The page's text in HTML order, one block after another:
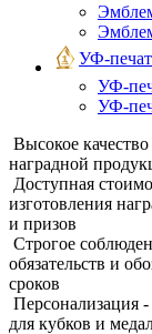
УФ-
УФ-
Высокое качество
наградной
Доступная
изготовления
и призов
Строгое
обязательств и
сроков
Персонализация
для кубков и